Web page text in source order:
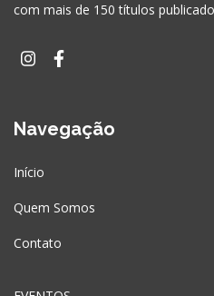
com mais de 150 títulos
Navegação
Início
Quem Somos
Contato